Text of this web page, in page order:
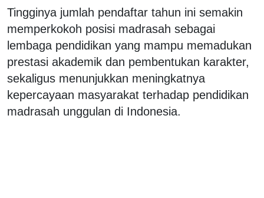
Tingginya jumlah pendaftar tahun ini semakin
memperkokoh posisi madrasah sebagai
lembaga pendidikan yang mampu memadukan
prestasi akademik dan pembentukan karakter,
sekaligus menunjukkan meningkatnya
kepercayaan masyarakat terhadap pendidikan
madrasah unggulan di Indonesia.